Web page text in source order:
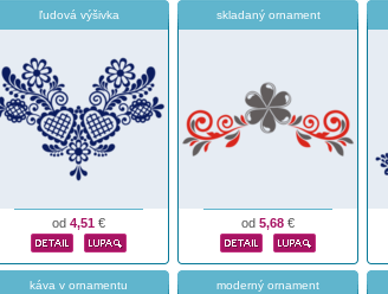
ľudová výšivka
od 4,51 €
skladaný ornament
od 5,68 €
káva v ornamentu moderný ornament